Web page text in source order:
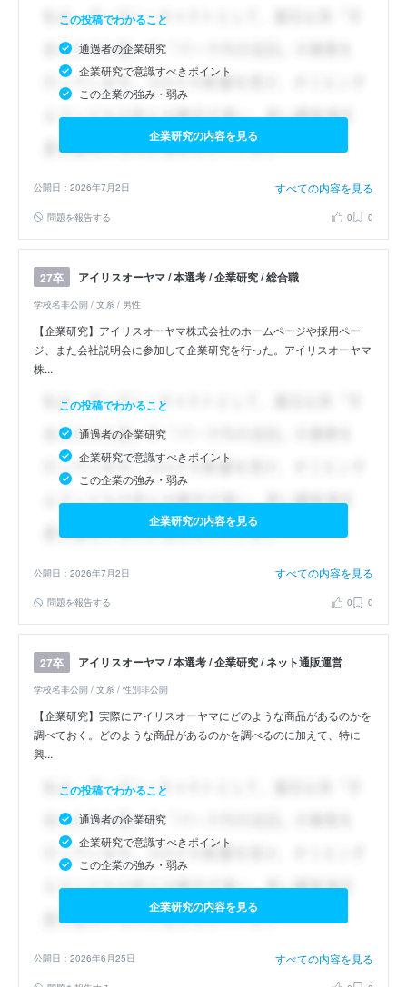
この投稿でわかること
通過者の企業研究
企業研究で意識すべきポイント
この企業の強み・弱み
企業研究の内容を見る
公開日：2026年7月2日 すべての内容を見る
問題を報告する 0 0
27卒 アイリスオーヤマ / 本選考 / 企業研究 / 総合職
学校名非公開 / 文系 / 男性
【企業研究】アイリスオーヤマ株式会社のホームページや採用ペー
ジ、また会社説明会に参加して企業研究を行った。アイリスオーヤマ
株...
この投稿でわかること
通過者の企業研究
企業研究で意識すべきポイント
この企業の強み・弱み
企業研究の内容を見る
公開日：2026年7月2日 すべての内容を見る
問題を報告する 0 0
27卒 アイリスオーヤマ / 本選考 / 企業研究 / ネット通販運営
学校名非公開 / 文系 / 性別非公開
【企業研究】実際にアイリスオーヤマにどのような商品があるのかを
調べておく。どのような商品があるのかを調べるのに加えて、特に
興...
この投稿でわかること
通過者の企業研究
企業研究で意識すべきポイント
この企業の強み・弱み
企業研究の内容を見る
公開日：2026年6月25日 すべての内容を見る